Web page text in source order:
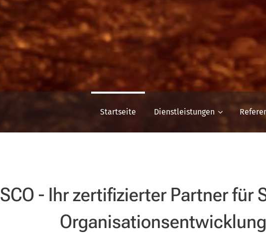
Startseite Dienstleistungen
SCO - Ihr zertifizierter Partner für